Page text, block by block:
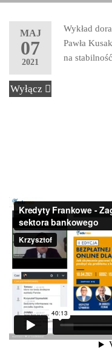
MAJ
07
2021
Wyłącz
Wykład
Pawła
na